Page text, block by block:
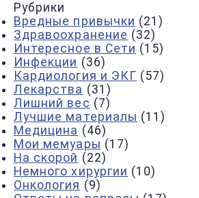
Рубрики
Вредные привычки (21)
Здравоохранение (32)
Интересное в Сети (15)
Инфекции (36)
Кардиология и ЭКГ (57)
Лекарства (31)
Лишний вес (7)
Лучшие материалы (11)
Медицина (46)
Мои мемуары (17)
На скорой (22)
Немного хирургии (10)
Онкология (9)